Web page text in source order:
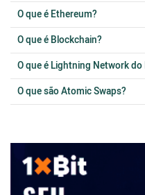
O que é Ethereum?
O que é Blockchain?
O que é Lightning Network
O que são Atomic Swaps?